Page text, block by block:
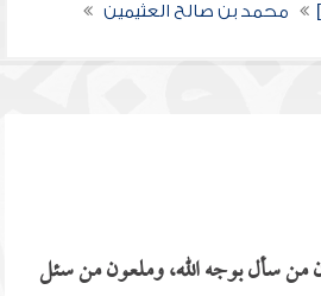
محمد بن صالح العثيمين
سأل بوجه الله، وملعون من سئل